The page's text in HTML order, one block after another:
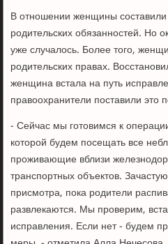
В отношении женщины
родительских обязанностей. Но
уже случалось. Более того,
родительских правах.
женщина встала на путь
правоохранители поставили это
- Сейчас мы готовимся к
которой будем посещать все
проживающие вблизи
транспортных объектов.
присмотра, пока родители
развлекаются. Мы проверим,
исправления. Если нет - будем